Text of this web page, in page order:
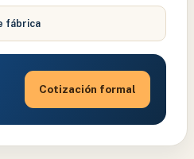
fábrica
Cotización formal